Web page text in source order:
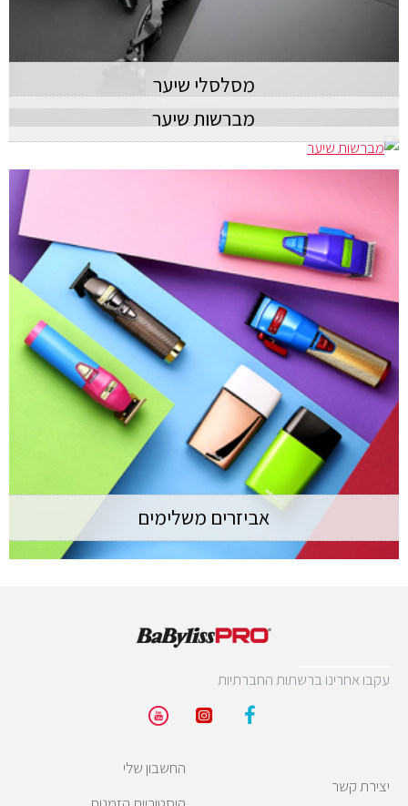
מסלסלי שיער
מברשות שיער
אביזרים משלימים
עקבו אחרינו ברשתות החברתיות
יצירת קשר
החשבון שלי